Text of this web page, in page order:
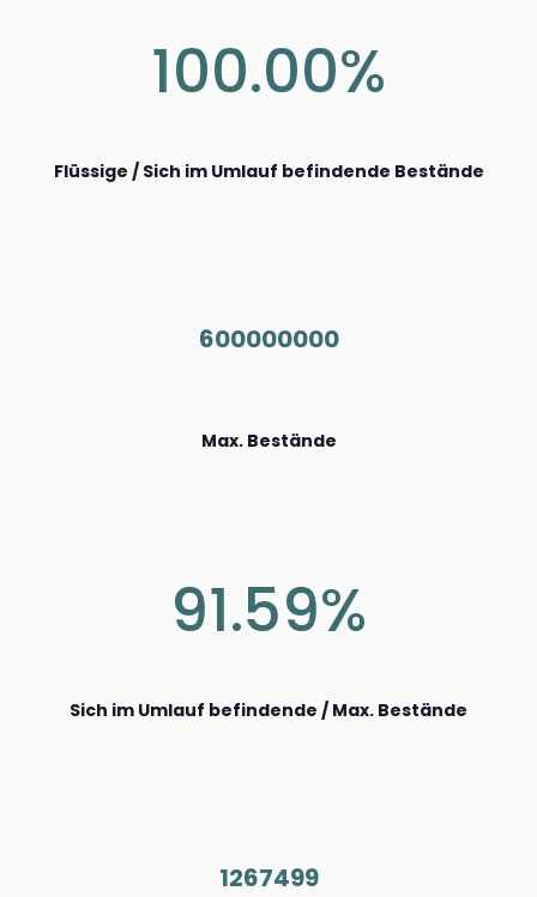
100.00%
Flüssige / Sich im Umlauf befindende Bestände
600000000
Max. Bestände
91.59%
Sich im Umlauf befindende / Max. Bestände
1267499